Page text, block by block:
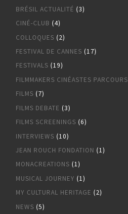
BRÉSIL ACTUALITÉ (3)
CINÉ-CLUB (4)
COLLOQUES (2)
FESTIVAL DE CANNES (17)
FESTIVALS (19)
FILMMAKERS CINÉASTES PARCOURS
FILMS (7)
FILMS DEBATE (3)
FILMS SCREENINGS (6)
INTERVIEWS (10)
JEAN ROUCH FONDATION (1)
MONACREATIONS (1)
MUSICAL JOURNEY (1)
MY CULTURAL HERITAGE (2)
NEWS (5)